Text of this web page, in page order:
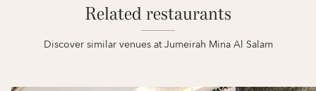
Related restaurants
Discover similar venues at Jumeirah Mina Al Salam